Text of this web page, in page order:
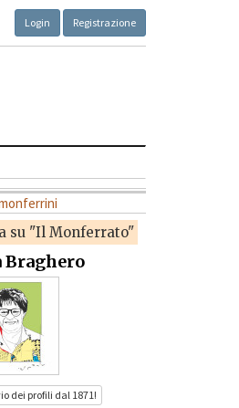
Login Registrazione
su "Il Monferrato"
Braghero
dei profili dal 1871!